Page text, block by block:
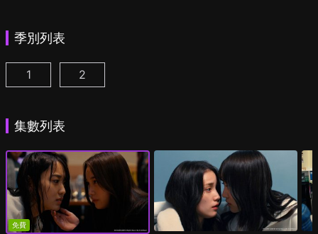
季別列表
追蹤者遊戲W 職權騷擾的上司是我的前女友 第1集
1 追蹤者遊戲W2 綺麗的天女們 第1集
2
集數列表
免費